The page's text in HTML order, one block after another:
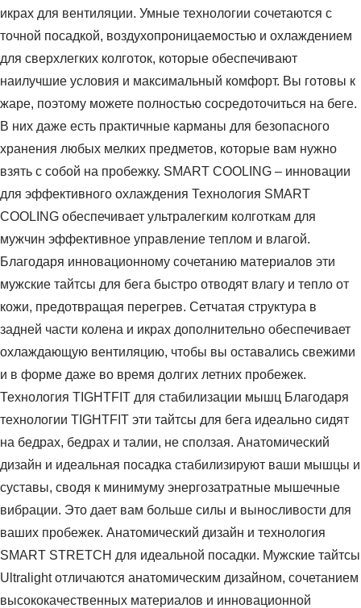
икрах для вентиляции. Умные технологии сочетаются с
точной посадкой, воздухопроницаемостью и охлаждением
для сверхлегких колготок, которые обеспечивают
наилучшие условия и максимальный комфорт. Вы готовы к
жаре, поэтому можете полностью сосредоточиться на беге.
В них даже есть практичные карманы для безопасного
хранения любых мелких предметов, которые вам нужно
взять с собой на пробежку. SMART COOLING – инновации
для эффективного охлаждения Технология SMART
COOLING обеспечивает ультралегким колготкам для
мужчин эффективное управление теплом и влагой.
Благодаря инновационному сочетанию материалов эти
мужские тайтсы для бега быстро отводят влагу и тепло от
кожи, предотвращая перегрев. Сетчатая структура в
задней части колена и икрах дополнительно обеспечивает
охлаждающую вентиляцию, чтобы вы оставались свежими
и в форме даже во время долгих летних пробежек.
Технология TIGHTFIT для стабилизации мышц Благодаря
технологии TIGHTFIT эти тайтсы для бега идеально сидят
на бедрах, бедрах и талии, не сползая. Анатомический
дизайн и идеальная посадка стабилизируют ваши мышцы и
суставы, сводя к минимуму энергозатратные мышечные
вибрации. Это дает вам больше силы и выносливости для
ваших пробежек. Анатомический дизайн и технология
SMART STRETCH для идеальной посадки. Мужские тайтсы
Ultralight отличаются анатомическим дизайном, сочетанием
высококачественных материалов и инновационной